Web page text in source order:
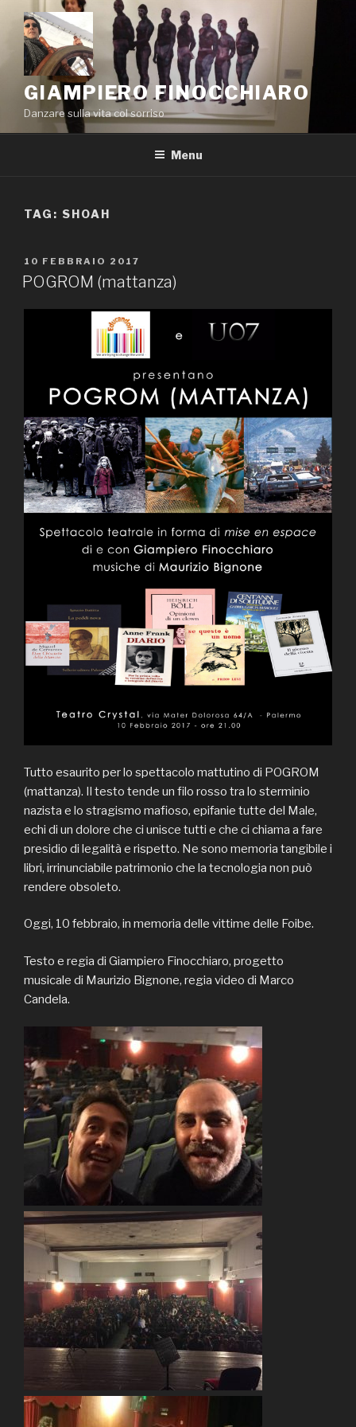
Salta
contenuto
GIAMPIERO FINOCCHIARO
Danzare sulla vita col sorriso
Menu
TAG: SHOAH
PUBBLICATO
IL
10 FEBBRAIO 2017
POGROM (mattanza)
Tutto esaurito per lo spettacolo mattutino di POGROM
(mattanza). Il testo tende un filo rosso tra lo sterminio
nazista e lo stragismo mafioso, epifanie tutte del Male,
echi di un dolore che ci unisce tutti e che ci chiama a fare
presidio di legalità e rispetto. Ne sono memoria tangibile i
libri, irrinunciabile patrimonio che la tecnologia non può
rendere obsoleto.
Oggi, 10 febbraio, in memoria delle vittime delle Foibe.
Testo e regia di Giampiero Finocchiaro, progetto
musicale di Maurizio Bignone, regia video di Marco
Candela.